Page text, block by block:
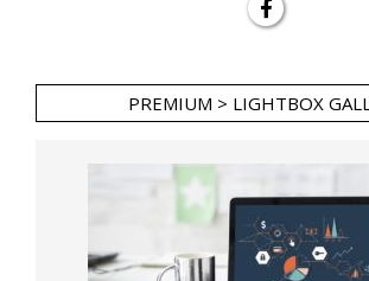
PREMIUM > LIGHTBOX